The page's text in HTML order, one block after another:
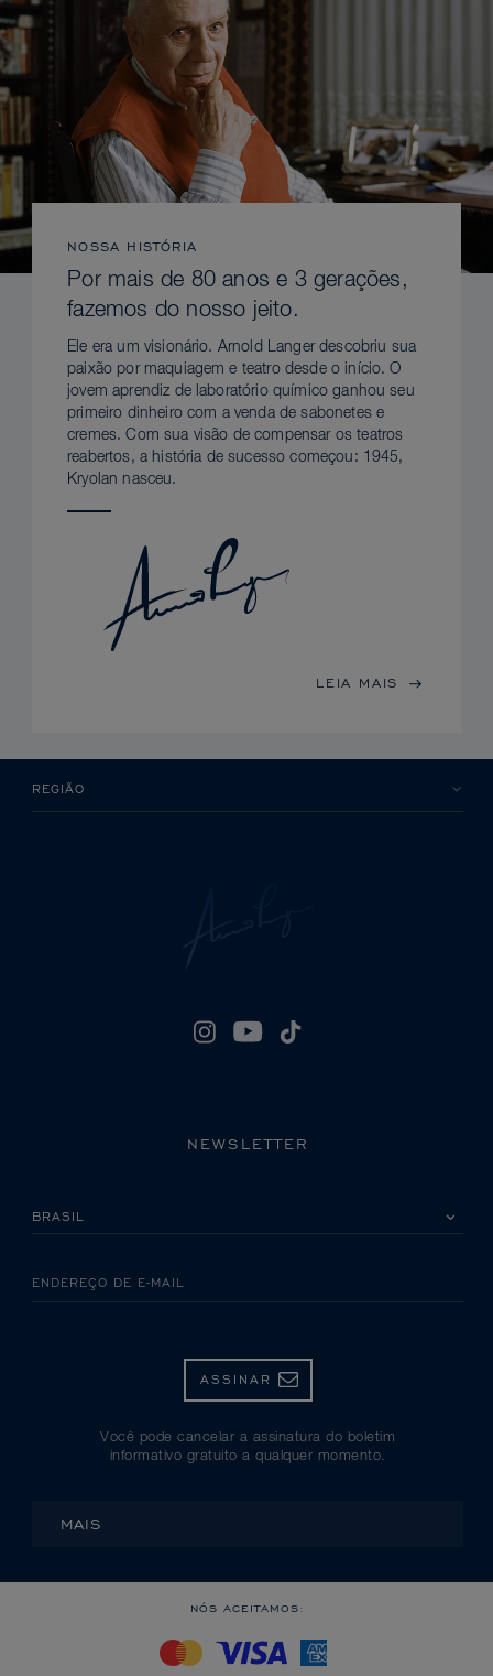
NOSSA HISTÓRIA
Por mais de 80 anos e 3 gerações,
fazemos do nosso jeito.
Ele era um visionário. Arnold Langer descobriu sua
paixão por maquiagem e teatro desde o início. O
jovem aprendiz de laboratório químico ganhou seu
primeiro dinheiro com a venda de sabonetes e
cremes. Com sua visão de compensar os teatros
reabertos, a história de sucesso começou: 1945,
Kryolan nasceu.
LEIA MAIS
REGIÃO
NEWSLETTER
ENDEREÇO DE E-MAIL
ASSINAR
Você pode cancelar a assinatura do boletim
informativo gratuito a qualquer momento.
MAIS
NÓS ACEITAMOS: